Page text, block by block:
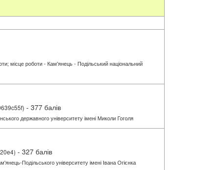
місце роботи - Кам'янець - Подільський національний
- 377 балів
державного університету імені Миколи Гоголя
- 327 балів
Подільського університету імені Івана Огієнка